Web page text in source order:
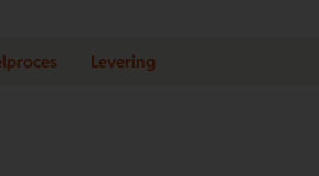
Levering